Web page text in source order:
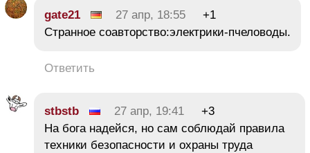
gate21 27 апр, 18:55
+1
Странное соавторство:электрики-пчеловоды.
Ответить
stbstb 27 апр, 19:41
+3
На бога надейся, но сам соблюдай правила
техники безопасности и охраны труда